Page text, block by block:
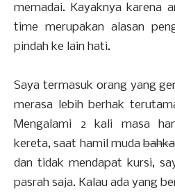
memadai. Kayaknya karena
time merupakan alasan
pindah ke lain hati.
Saya termasuk orang yang
merasa lebih berhak
Mengalami 2 kali masa
kereta, saat hamil muda
dan tidak mendapat kursi,
pasrah saja. Kalau ada yang